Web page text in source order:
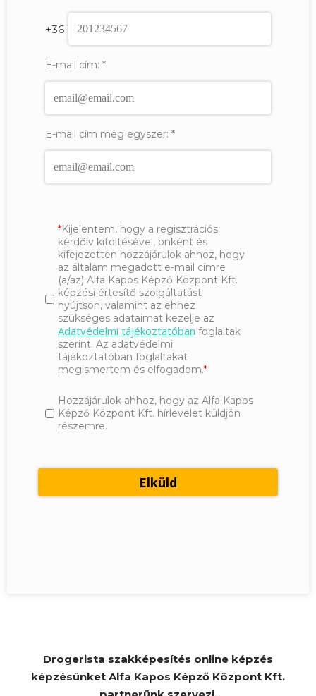
+36
E-mail cím: *
E-mail cím még egyszer: *
Kijelentem, hogy a regisztrációs
kérdőív kitöltésével, önként és
kifejezetten hozzájárulok ahhoz, hogy
az általam megadott e-mail címre
(a/az) Alfa Kapos Képző Központ Kft.
képzési értesítő szolgáltatást
nyújtson, valamint az ehhez
szükséges adataimat kezelje az
Adatvédelmi tájékoztatóban foglaltak
szerint. Az adatvédelmi
tájékoztatóban foglaltakat
megismertem és elfogadom.
Hozzájárulok ahhoz, hogy az Alfa Kapos
Képző Központ Kft. hírlevelet küldjön
részemre.
Drogerista szakképesítés online képzés
képzésünket Alfa Kapos Képző Központ Kft.